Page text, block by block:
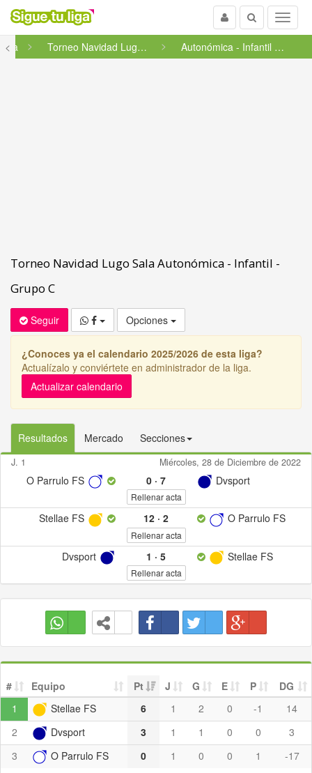
Menu
Buscar
Usuario
<
Torneo Navidad Lugo Sala Autonómica - Infantil - Grupo...
Torneo Navidad Lugo Sala Autonómica - Infantil -
Grupo C
Seguir Opciones
¿Conoces ya el calendario 2025/2026 de esta liga?
Actualízalo y conviértete en administrador de la liga.
Actualizar calendario
Resultados Mercado Secciones
J. 1 Miércoles, 28 de Diciembre de 2022
O Parrulo FS 0· 7 Dvsport
Rellenar acta
Stellae FS 12· 2 O Parrulo FS
Rellenar acta
Dvsport 1 · 5 Stellae FS
Rellenar acta
# Equipo Pt J G E P
DG
1
Stellae FS 6 1 2 0 -1
14
2
Dvsport 3 1 1 0 0
3
3
O Parrulo FS 0 1 0 0 1 -17